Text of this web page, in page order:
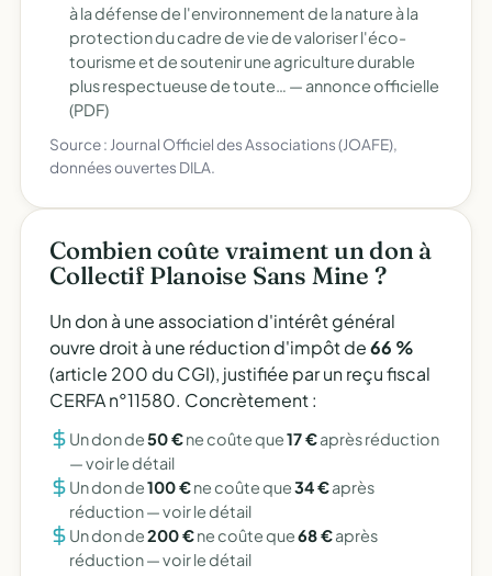
à la défense de l'environnement de la nature à la
protection du cadre de vie de valoriser l'éco-
tourisme et de soutenir une agriculture durable
plus respectueuse de toute… — annonce officielle
(PDF)
Source : Journal Officiel des Associations (JOAFE),
données ouvertes DILA.
Combien coûte vraiment un don à
Collectif Planoise Sans Mine ?
Un don à une association d'intérêt général
ouvre droit à une réduction d'impôt de66 %
(article 200 du CGI), justifiée par un reçu fiscal
CERFA n°11580. Concrètement :
Un don de50 €ne coûte que17 €après réduction
—voir le détail
Un don de100 €ne coûte que34 €après
réduction —voir le détail
Un don de200 €ne coûte que68 €après
réduction —voir le détail